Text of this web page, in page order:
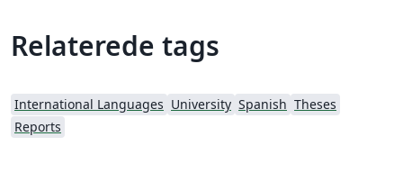
Relaterede tags
International Languages University Spanish Theses
Reports